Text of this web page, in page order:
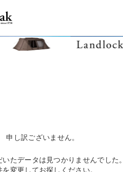
申し訳ございません。
いたデータは見つかりませんでした。
を変更してお探しください。